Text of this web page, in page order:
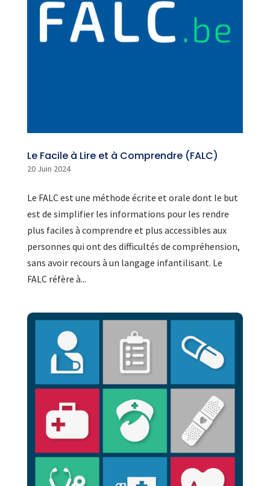
Le Facile à Lire et à Comprendre (FALC)
20 Juin 2024
Le FALC est une méthode écrite et orale dont le but
est de simplifier les informations pour les rendre
plus faciles à comprendre et plus accessibles aux
personnes qui ont des difficultés de compréhension,
sans avoir recours à un langage infantilisant. Le
FALC réfère à...